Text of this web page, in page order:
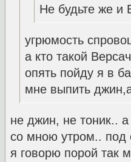
Не будьте же
угрюмость
а кто такой
опять пойду я в
мне выпить
не джин, не тоник.. а
со мною утром.. под
я говорю порой так